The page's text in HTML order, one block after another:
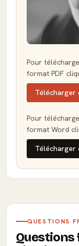
Pour
format PDF
Télécharger
Pour
format Word
Télécharger
QUESTIONS
Questions